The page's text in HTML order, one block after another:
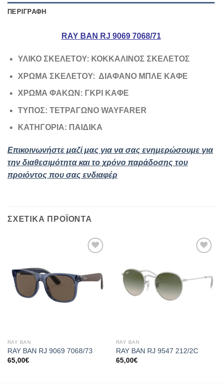
ΠΕΡΙΓΡΑΦΉ
RAY BAN RJ 9069 7068/71
ΥΛΙΚΟ ΣΚΕΛΕΤΟΥ: ΚΟΚΚΑΛΙΝΟΣ ΣΚΕΛΕΤΟΣ
ΧΡΩΜΑ ΣΚΕΛΕΤΟΥ: ΔΙΑΦΑΝΟ ΜΠΛΕ ΚΑΦΕ
ΧΡΩΜΑ ΦΑΚΩΝ: ΓΚΡΙ ΚΑΦΕ
ΤΥΠΟΣ: ΤΕΤΡΑΓΩΝΟ WAYFARER
ΚΑΤΗΓΟΡΙΑ: ΠΑΙΔΙΚΑ
Επικοινωνήστε μαζί μας για να σας ενημερώσουμε για
την διαθεσιμότητα και το χρόνο παράδοσης του
προιόντος που σας ενδιαφέρ
ΣΧΕΤΙΚΆ ΠΡΟΪΌΝΤΑ
RAY BAN
RAY BAN RJ 9069 7068/73
65,00€
RAY BAN
RAY BAN RJ 9547 212/2C
65,00€